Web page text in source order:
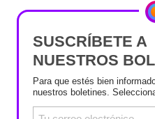
SUSCRÍBETE A
NUESTROS
Para que estés bien
nuestros boletines.